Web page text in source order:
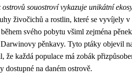
ostrovů souostroví vykazuje unikátní
živočichů a rostlin, které se vyvíjely v
svého pobytu všiml zejména
Darwinovy pěnkavy. Tyto ptáky objevil
že každá populace má zobák
dostupné na daném ostrově.